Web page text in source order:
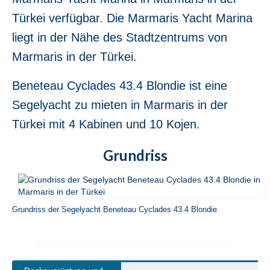
Fethiye in der Türkei
Türkei
Beneteau Oceanis 37 Glen Rosa in Fethiye
in der Türkei
Beneteau Oceanis 38.1 Helena in Fethiye
in der Türkei
Beneteau Cyclades 39.3 Six Pack in
Beneteau Oceanis 40 Violet in Fethiye in
der Türkei
Beneteau Oceanis 41 Tina in Fethiye in der
Türkei verfügbar. Die Marmaris Yacht Marina
liegt in der Nähe des Stadtzentrums von
Marmaris in der Türkei.
Beneteau Cyclades 43.4 Blondie ist eine
Segelyacht zu mieten in Marmaris in der
Türkei mit 4 Kabinen und 10 Kojen.
Grundriss
Grundriss der Segelyacht Beneteau Cyclades 43.4 Blondie